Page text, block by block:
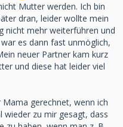
Mutter werden. Ich bin
dran, leider wollte mein
nicht mehr weiterführen und
es dann fast unmöglich,
neuer Partner kam kurz
und diese hat leider viel
gerechnet, wenn ich
wieder zu mir gesagt, dass